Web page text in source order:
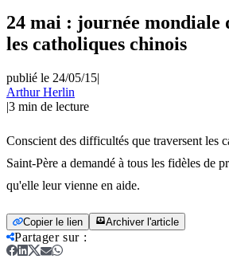
24 mai : journée mondiale
les catholiques chinois
publié le 24/05/15|
Arthur Herlin
|3 min de lecture
Conscient des difficultés que traversent les
Saint-Père a demandé à tous les fidèles de
qu'elle leur vienne en aide.
Copier le lien Archiver l'article
Partager sur: